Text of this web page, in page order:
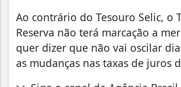
Ao contrário do Tesouro Selic, o
Reserva não terá marcação a
quer dizer que não vai oscilar
as mudanças nas taxas de juros